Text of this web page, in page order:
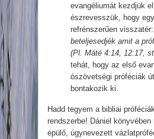
evangéliumát kezdjük
észrevesszük, hogy
refrénszerűen visszatér:
beteljesedjék amit a
(Pl. Máté 4:14, 12:17,
tehát, hogy az első
ószövetségi próféciák
bontakozik ki.
Hadd tegyem a bibliai
rendszerbe! Dániel könyvében
épülő, úgynevezett